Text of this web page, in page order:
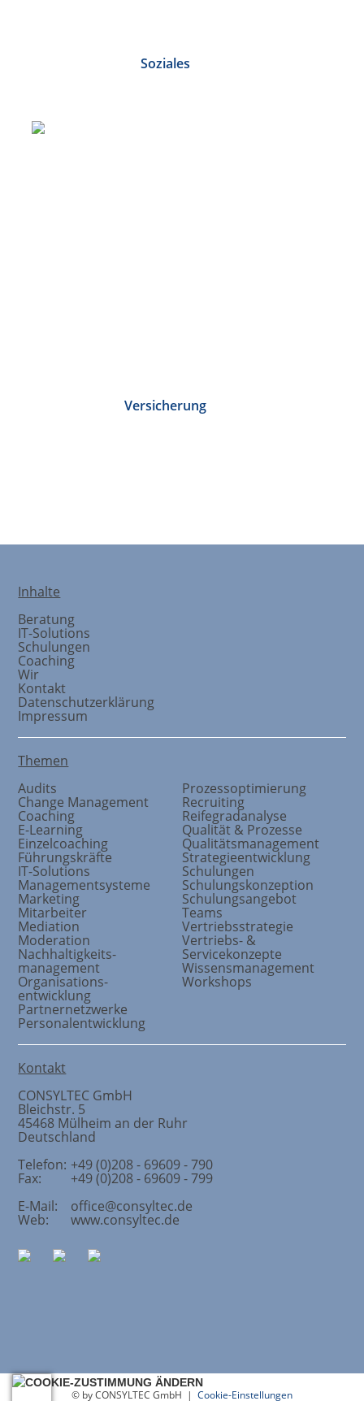
Soziales
Versicherung
Inhalte
Beratung
IT-Solutions
Schulungen
Coaching
Wir
Kontakt
Datenschutzerklärung
Impressum
Themen
Audits
Change Management
Coaching
E-Learning
Einzelcoaching
Führungskräfte
IT-Solutions
Managementsysteme
Marketing
Mitarbeiter
Mediation
Moderation
Nachhaltigkeits-
management
Organisations-
entwicklung
Partnernetzwerke
Personalentwicklung
Prozessoptimierung
Recruiting
Reifegradanalyse
Qualität & Prozesse
Qualitätsmanagement
Strategieentwicklung
Schulungen
Schulungskonzeption
Schulungsangebot
Teams
Vertriebsstrategie
Vertriebs- &
Servicekonzepte
Wissensmanagement
Workshops
Kontakt
CONSYLTEC GmbH
Bleichstr. 5
45468 Mülheim an der Ruhr
Deutschland
Telefon: +49 (0)208 - 69609 - 790
Fax:
+49 (0)208 - 69609 - 799
E-Mail:
office@consyltec.de
Web: www.consyltec.de
© by CONSYLTEC GmbH | Cookie-Einstellungen